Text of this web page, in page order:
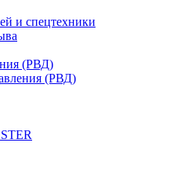
и спецтехники
(РВД)
(РВД)